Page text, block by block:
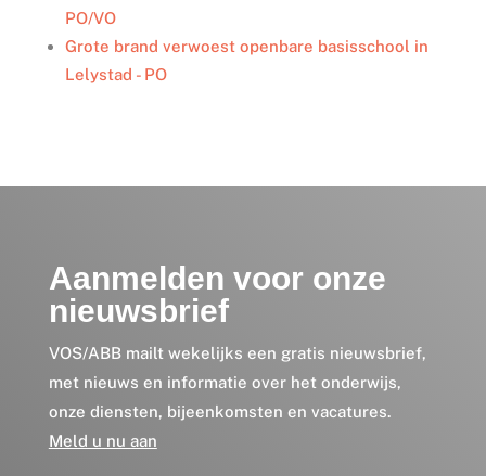
PO/VO
Grote brand verwoest openbare basisschool in
Lelystad - PO
Aanmelden voor onze
nieuwsbrief
VOS/ABB mailt wekelijks een gratis nieuwsbrief,
met nieuws en informatie over het onderwijs,
onze diensten, bijeenkomsten en vacatures.
Meld u nu aan